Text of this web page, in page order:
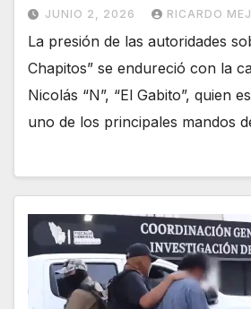
JUNIO 2, 2026 RICARDO
La presión de las autoridades
Chapitos” se endureció con la
Nicolás “N”, “El Gabito”, quien
uno de los principales mandos